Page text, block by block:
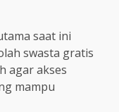
saat ini
swasta gratis
agar akses
mampu